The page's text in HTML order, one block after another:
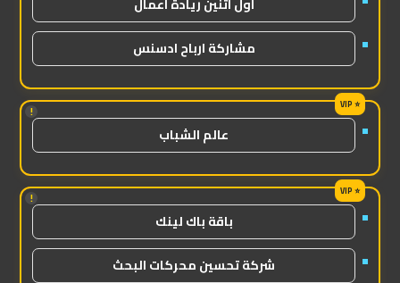
مشاركة ارباح ادسنس
!
عالم الشباب
!
باقة باك لينك
شركة تحسين محركات البحث